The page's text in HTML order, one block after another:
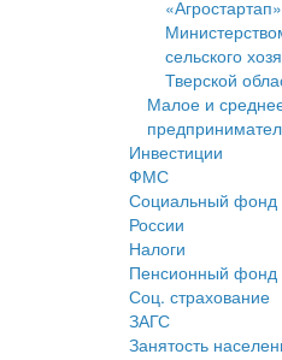
«Агростартап»
сельского
Тверской
Малое и
Инвестиции
ФМС
Социальный фонд
России
Налоги
Пенсионный фонд
Соц. страхование
ЗАГС
Занятость